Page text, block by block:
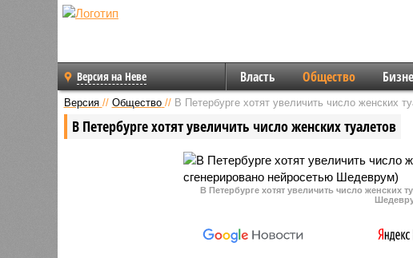
Версия на Неве Власть Общество
Версия // Общество // В Петербурге хотят увеличить число женских
В Петербурге хотят увеличить число женских туалетов
В Петербурге хотят увеличить число женских